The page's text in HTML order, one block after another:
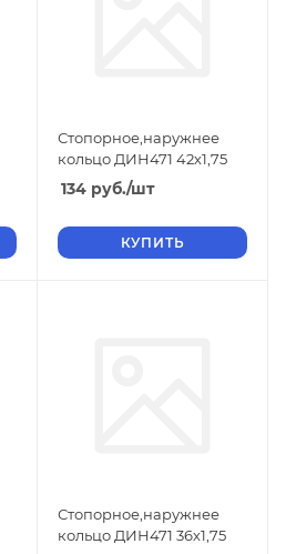
Стопорное,наружнее
кольцо ДИН471 42х1,75
134 руб./шт
КУПИТЬ
Стопорное,наружнее
кольцо ДИН471 36х1,75